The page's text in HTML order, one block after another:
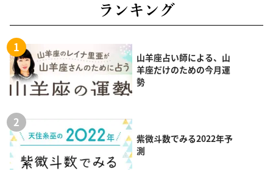
ランキング
山羊座占い師による、山
羊座だけのための今月運
勢
紫微斗数でみる2022年予
測